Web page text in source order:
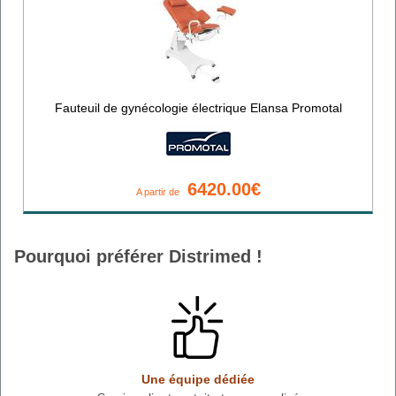
Fauteuil de gynécologie électrique Elansa Promotal
A partir de 6420.00€
Pourquoi préférer Distrimed !
Une équipe dédiée